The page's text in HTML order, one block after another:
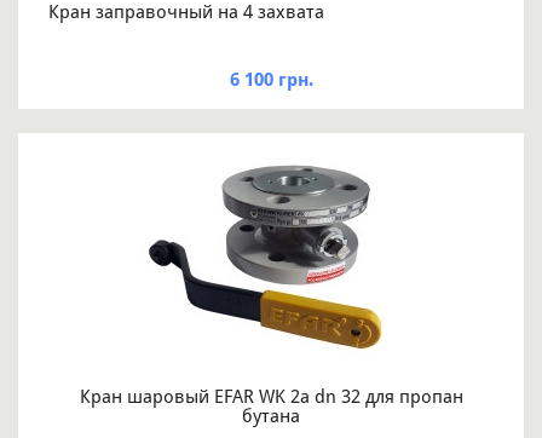
Кран заправочный на 4 захвата
6 100 грн.
Кран шаровый EFAR WK 2a dn 32 для пропан
бутана